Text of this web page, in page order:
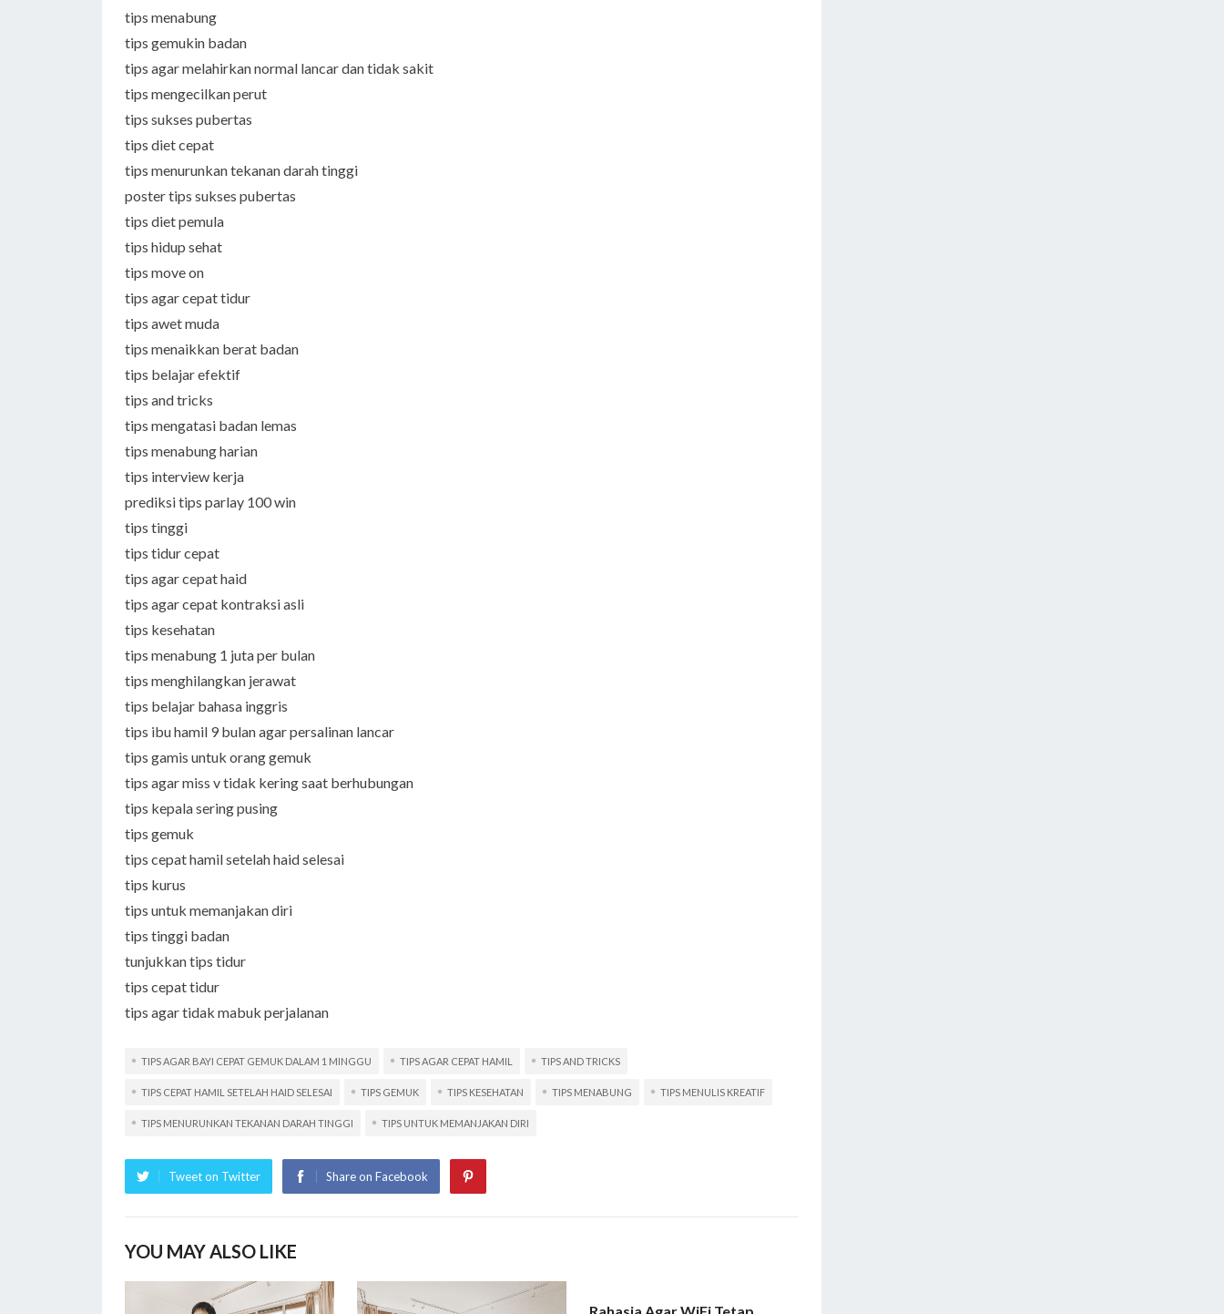
tips menabung
tips gemukin badan
tips agar melahirkan normal lancar dan tidak sakit
tips mengecilkan perut
tips sukses pubertas
tips diet cepat
tips menurunkan tekanan darah tinggi
poster tips sukses pubertas
tips diet pemula
tips hidup sehat
tips move on
tips agar cepat tidur
tips awet muda
tips menaikkan berat badan
tips belajar efektif
tips and tricks
tips mengatasi badan lemas
tips menabung harian
tips interview kerja
prediksi tips parlay 100 win
tips tinggi
tips tidur cepat
tips agar cepat haid
tips agar cepat kontraksi asli
tips kesehatan
tips menabung 1 juta per bulan
tips menghilangkan jerawat
tips belajar bahasa inggris
tips ibu hamil 9 bulan agar persalinan lancar
tips gamis untuk orang gemuk
tips agar miss v tidak kering saat berhubungan
tips kepala sering pusing
tips gemuk
tips cepat hamil setelah haid selesai
tips kurus
tips untuk memanjakan diri
tips tinggi badan
tunjukkan tips tidur
tips cepat tidur
tips agar tidak mabuk perjalanan
TIPS AGAR BAYI CEPAT GEMUK DALAM 1 MINGGU TIPS AGAR CEPAT HAMIL TIPS AND TRICKS
TIPS CEPAT HAMIL SETELAH HAID SELESAI TIPS GEMUK TIPS KESEHATAN TIPS MENABUNG TIPS MENULIS KREATIF
TIPS MENURUNKAN TEKANAN DARAH TINGGI TIPS UNTUK MEMANJAKAN DIRI
Tweet on Twitter Share on Facebook
YOU MAY ALSO LIKE